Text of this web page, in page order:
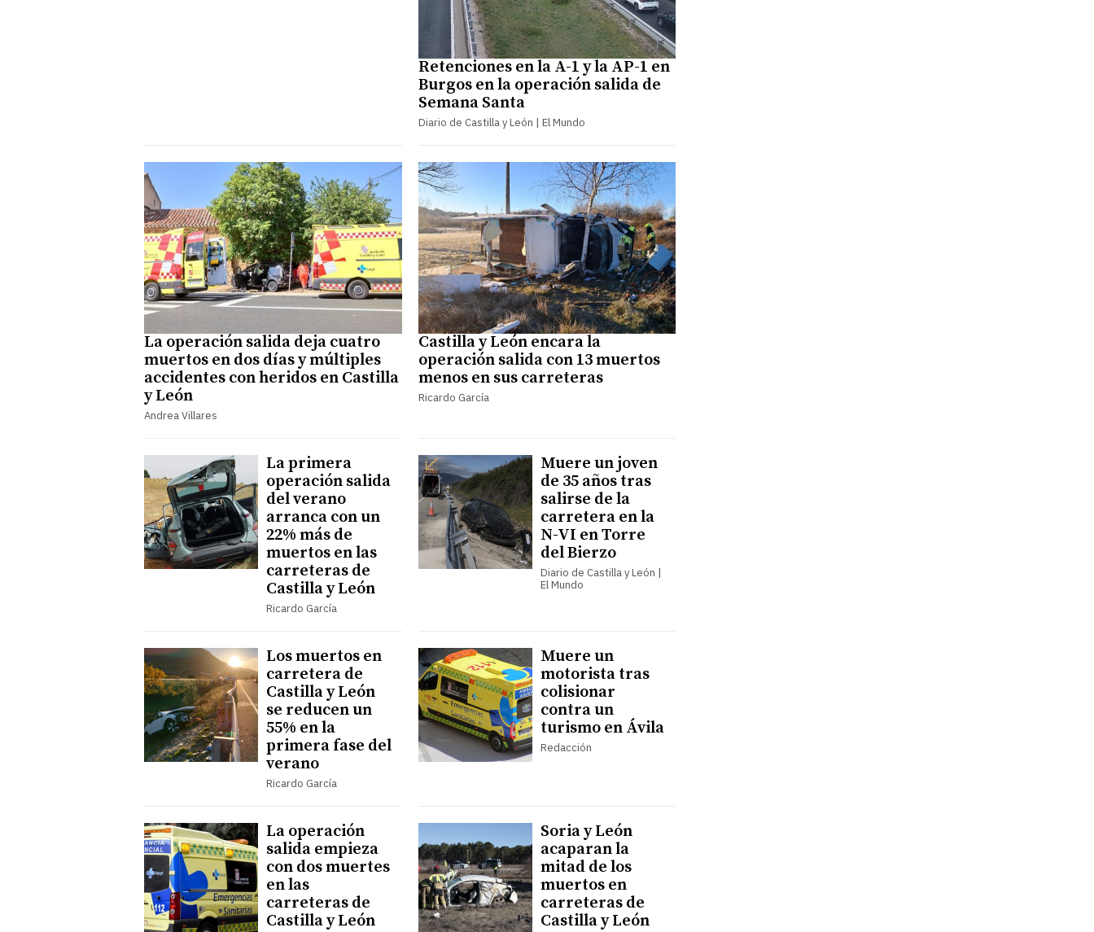
Retenciones en la A-1 y la AP-1 en
Burgos en la operación salida de
Semana Santa
Diario de Castilla y León | El Mundo
La operación salida deja cuatro
muertos en dos días y múltiples
accidentes con heridos en Castilla
y León
Andrea Villares
Castilla y León encara la
operación salida con 13 muertos
menos en sus carreteras
Ricardo García
La primera
operación salida
del verano
arranca con un
22% más de
muertos en las
carreteras de
Castilla y León
Ricardo García
Muere un joven
de 35 años tras
salirse de la
carretera en la
N-VI en Torre
del Bierzo
Diario de Castilla y León |
El Mundo
Los muertos en
carretera de
Castilla y León
se reducen un
55% en la
primera fase del
verano
Ricardo García
Muere un
motorista tras
colisionar
contra un
turismo en Ávila
Redacción
La operación
salida empieza
con dos muertes
en las
carreteras de
Castilla y León
Soria y León
acaparan la
mitad de los
muertos en
carreteras de
Castilla y León